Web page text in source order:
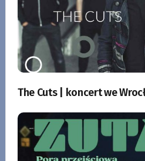
The Cuts | koncert we